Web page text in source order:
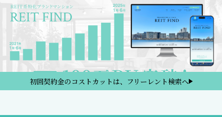
初回契約金のコストカットは、フリーレント検索へ